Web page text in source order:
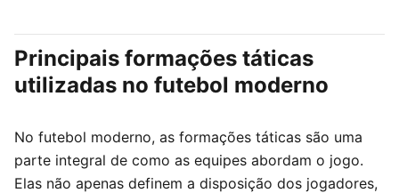
Principais formações táticas
utilizadas no futebol moderno
No futebol moderno, as formações táticas são uma
parte integral de como as equipes abordam o jogo.
Elas não apenas definem a disposição dos jogadores,